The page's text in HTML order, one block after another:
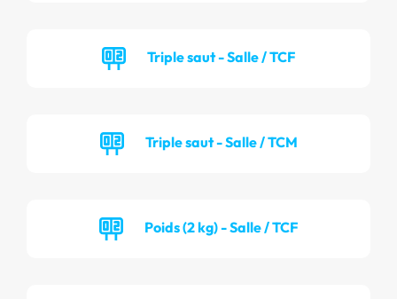
Triple saut - Salle / TCF
Triple saut - Salle / TCM
Poids (2 kg) - Salle / TCF